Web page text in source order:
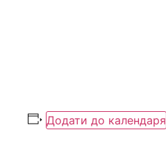
Додати до календаря